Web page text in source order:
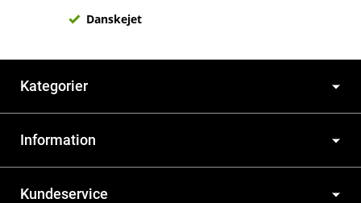
Danskejet
Kategorier
Information
Kundeservice